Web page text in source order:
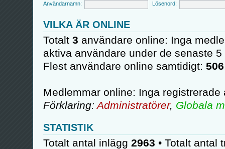
Användarnamn:
Lösenord:
VILKA ÄR ONLINE
Totalt 3 användare online: Inga
aktiva användare under de senaste
Flest användare online samtidigt: 506
Medlemmar online: Inga registrerade
Förklaring: Administratörer, Globala
STATISTIK
Totalt antal inlägg 2963 • Totalt antal